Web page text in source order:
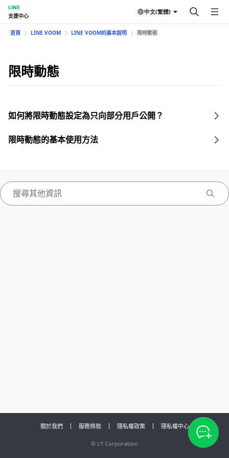
LINE
支援中心
中文(繁體)
首頁 LINE VOOM LINE VOOM的基本說明 限時動態
限時動態
如何將限時動態設定為只向部分用戶公開？
限時動態的基本使用方法
關於我們 服務條款 隱私權政策 隱私權中心
© LY Corporation